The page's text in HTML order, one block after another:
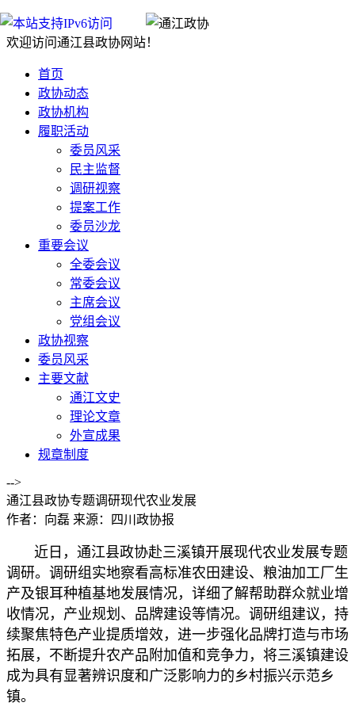
欢迎访问通江县政协网站！
首页
政协动态
政协机构
履职活动
委员风采
民主监督
调研视察
提案工作
委员沙龙
重要会议
全委会议
常委会议
主席会议
党组会议
政协视察
委员风采
主要文献
通江文史
理论文章
外宣成果
规章制度
-->
通江县政协专题调研现代农业发展
作者：向磊 来源：四川政协报
近日，通江县政协赴三溪镇开展现代农业发展专题
调研。调研组实地察看高标准农田建设、粮油加工厂生
产及银耳种植基地发展情况，详细了解帮助群众就业增
收情况，产业规划、品牌建设等情况。调研组建议，持
续聚焦特色产业提质增效，进一步强化品牌打造与市场
拓展，不断提升农产品附加值和竞争力，将三溪镇建设
成为具有显著辨识度和广泛影响力的乡村振兴示范乡
镇。